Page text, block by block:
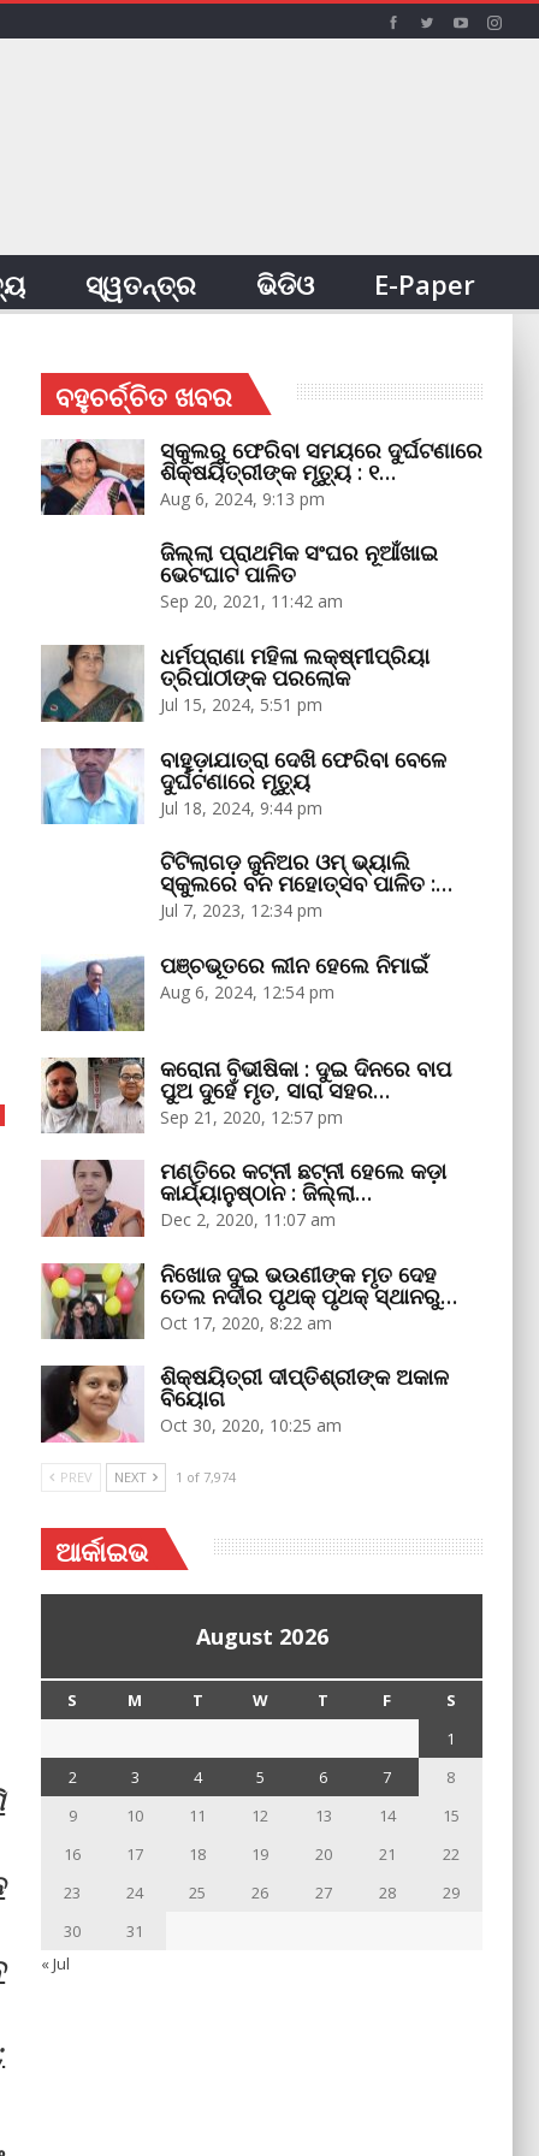
ସ୍ୱତନ୍ତ୍ର ଭିଡିଓ E-Paper
ବହୁଚର୍ଚ୍ଚିତ ଖବର
ସ୍କୁଲରୁ ଫେରିବା ସମୟରେ ଦୁର୍ଘଟଣାରେ
ଶିକ୍ଷୟିତ୍ରୀଙ୍କ ମୃତ୍ୟୁ : ୧…
Aug 6, 2024, 9:13 pm
ଜିଲ୍ଲା ପ୍ରାଥମିକ ସଂଘର ନୂଆଁଖାଇ
ଭେଟଘାଟ ପାଳିତ
Sep 20, 2021, 11:42 am
ଧର୍ମପ୍ରାଣା ମହିଳା ଲକ୍ଷ୍ମୀପ୍ରିୟା
ତ୍ରିପାଠୀଙ୍କ ପରଲୋକ
Jul 15, 2024, 5:51 pm
ବାହୁଡ଼ାଯାତ୍ରା ଦେଖି ଫେରିବା ବେଳେ
ଦୁର୍ଘଟଣାରେ ମୃତ୍ୟୁ
Jul 18, 2024, 9:44 pm
ଟିଟିଲାଗଡ଼ ଜୁନିଅର ଓମ୍‌ ଭ୍ୟାଲି
ସ୍କୁଲରେ ବନ ମହୋତ୍ସବ ପାଳିତ :…
Jul 7, 2023, 12:34 pm
ପଞ୍ଚଭୂତରେ ଲୀନ ହେଲେ ନିମାଇଁ
Aug 6, 2024, 12:54 pm
କରୋନା ବିଭୀଷିକା : ଦୁଇ ଦିନରେ ବାପ
ପୁଅ ଦୁହେଁ ମୃତ, ସାରା ସହର…
Sep 21, 2020, 12:57 pm
ମଣ୍ତିରେ କଟ୍‌ନୀ ଛଟ୍‌ନୀ ହେଲେ କଡ଼ା
କାର୍ଯ୍ୟାନୁଷ୍ଠାନ : ଜିଲ୍ଲା…
Dec 2, 2020, 11:07 am
ନିଖୋଜ ଦୁଇ ଭଉଣୀଙ୍କ ମୃତ ଦେହ
ତେଲ ନଦୀର ପୃଥକ୍‌ ପୃଥକ୍‌ ସ୍ଥାନରୁ…
Oct 17, 2020, 8:22 am
ଶିକ୍ଷୟିତ୍ରୀ ଦୀପ୍ତିଶ୍ରୀଙ୍କ ଅକାଳ
ବିୟୋଗ
Oct 30, 2020, 10:25 am
PREV NEXT 1 of 7,974
ଆର୍କାଇଭ
August 2026
S M T W T F
S
1
2
3 4 5 6 7
8
9
10 11 12 13 14
15
16
17 18 19 20 21
22
23
24 25 26 27 28
29
30
31
« Jul